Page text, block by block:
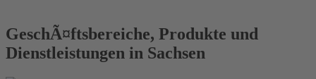
GeschÃ¤ftsbereiche, Produkte und
Dienstleistungen in Sachsen